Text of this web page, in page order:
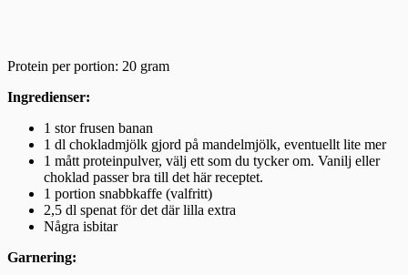
Protein per portion: 20 gram
Ingredienser:
1 stor frusen banan
1 dl chokladmjölk gjord på mandelmjölk, eventuellt lite mer
1 mått proteinpulver, välj ett som du tycker om. Vanilj eller
choklad passer bra till det här receptet.
1 portion snabbkaffe (valfritt)
2,5 dl spenat för det där lilla extra
Några isbitar
Garnering: